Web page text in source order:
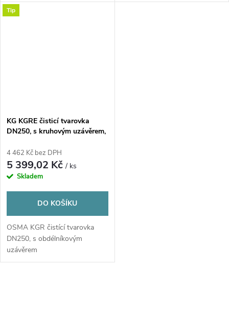
Tip
KG KGRE čisticí tvarovka
DN250, s kruhovým uzávěrem,
4 462 Kč bez DPH
5 399,02 Kč/ ks
Skladem
DO KOŠÍKU
OSMA KGR čistící tvarovka
DN250, s obdélníkovým
uzávěrem